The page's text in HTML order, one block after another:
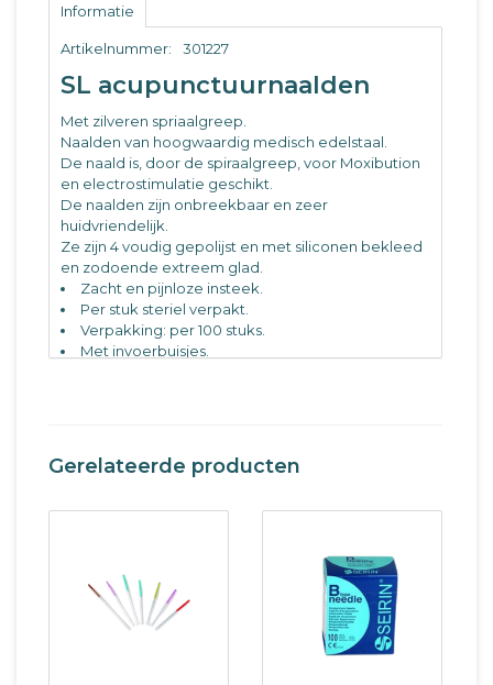
Informatie
Artikelnummer: 301227
SL acupunctuurnaalden
Met zilveren spriaalgreep.
Naalden van hoogwaardig medisch edelstaal.
De naald is, door de spiraalgreep, voor Moxibution
en electrostimulatie geschikt.
De naalden zijn onbreekbaar en zeer
huidvriendelijk.
Ze zijn 4 voudig gepolijst en met siliconen bekleed
en zodoende extreem glad.
Zacht en pijnloze insteek.
Per stuk steriel verpakt.
Verpakking: per 100 stuks.
Met invoerbuisjes.
(301235) L 25 x 0,25 mm
(301236) L 40 x 0,25 mm
(301238) L 40 x 0,30 mm
(301239) L 50 x 0,30 mm
Gerelateerde producten